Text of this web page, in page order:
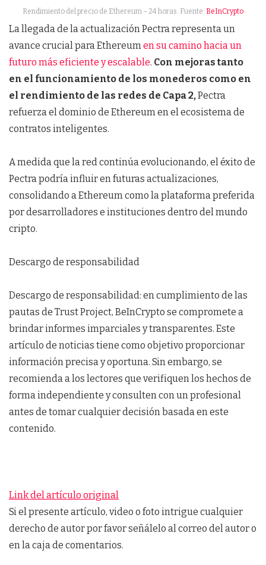
Rendimiento del precio de Ethereum – 24 horas. Fuente: BeInCrypto
La llegada de la actualización Pectra representa un
avance crucial para Ethereumen su camino hacia un
futuro más eficiente y escalable. Con mejoras tanto
en el funcionamiento de los monederos como en
el rendimiento de las redes de Capa 2,Pectra
refuerza el dominio de Ethereum en el ecosistema de
contratos inteligentes.
A medida que la red continúa evolucionando, el éxito de
Pectra podría influir en futuras actualizaciones,
consolidando a Ethereum como la plataforma preferida
por desarrolladores e instituciones dentro del mundo
cripto.
Descargo de responsabilidad
Descargo de responsabilidad: en cumplimiento de las
pautas de Trust Project, BeInCrypto se compromete a
brindar informes imparciales y transparentes. Este
artículo de noticias tiene como objetivo proporcionar
información precisa y oportuna. Sin embargo, se
recomienda a los lectores que verifiquen los hechos de
forma independiente y consulten con un profesional
antes de tomar cualquier decisión basada en este
contenido.
Link del artículo original
Si el presente artículo, video o foto intrigue cualquier
derecho de autor por favor señálelo al correo del autor o
en la caja de comentarios.